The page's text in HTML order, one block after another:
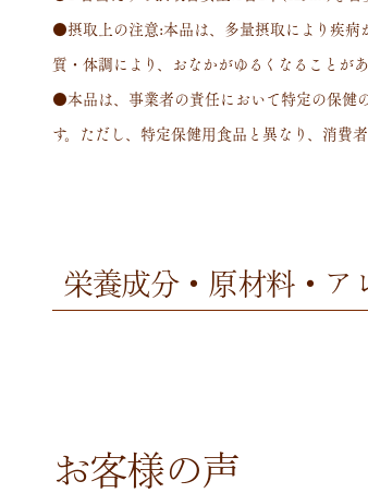
●摂取上の注意:本品は、多量摂取により疾病
質・体調により、おなかがゆるくなることがあ
●本品は、事業者の責任において特定の保健
す。ただし、特定保健用食品と異なり、消費
栄養成分・原材料・ア
お客様の声